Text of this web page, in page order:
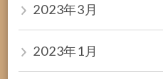
2023年3月
2023年1月